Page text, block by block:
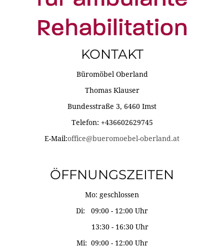
KONTAKT
Büromöbel Oberland
Thomas Klauser
Bundesstraße 3, 6460 Imst
Telefon: +436602629745
E-Mail:office@bueromoebel-oberland.at
ÖFFNUNGSZEITEN
Mo: geschlossen
Di: 09:00 - 12:00 Uhr
13:30 - 16:30 Uhr
Mi: 09:00 - 12:00 Uhr